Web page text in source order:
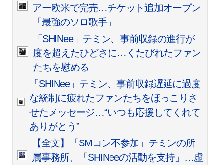
アー欧米で完売…チケット追加オープン
「最強のソロ歌手」
「SHINee」テミン、事前収録の進行が
度を超えたひどさに…くたびれたファン
たちを慰める
「SHINee」テミン、事前収録遅延に過度
な統制に疲れたファンたちをほっこりさ
せたメッセージ…“いつも応援してくれて
ありがとう”
【全文】「SMコン不参加」テミンの所
属事務所、「SHINeeの活動を支持」…虚